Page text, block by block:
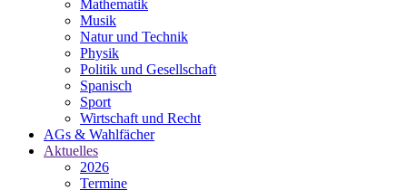
Mathematik
Musik
Natur und Technik
Physik
Politik und Gesellschaft
Spanisch
Sport
Wirtschaft und Recht
AGs & Wahlfächer
Aktuelles
2026
Termine